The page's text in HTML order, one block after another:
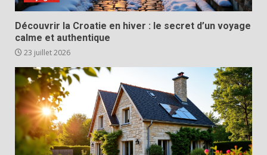
Découvrir la Croatie en hiver : le secret d’un voyage
calme et authentique
23 juillet 2026